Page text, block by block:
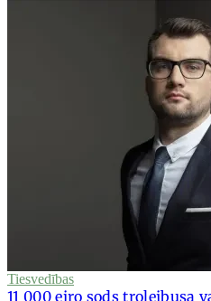
Tiesvedības
11 000 eiro sods trolejbusa